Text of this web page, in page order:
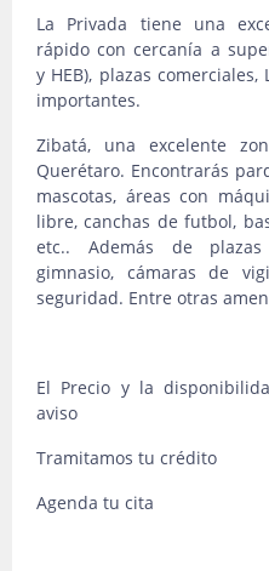
La Privada tiene una
rápido con cercanía a
y HEB), plazas
importantes.
Zibatá, una excelente
Querétaro. Encontrarás
mascotas, áreas con
libre, canchas de futbol,
etc.. Además de plazas
gimnasio, cámaras de
seguridad. Entre otras
El Precio y la
aviso
Tramitamos tu crédito
Agenda tu cita